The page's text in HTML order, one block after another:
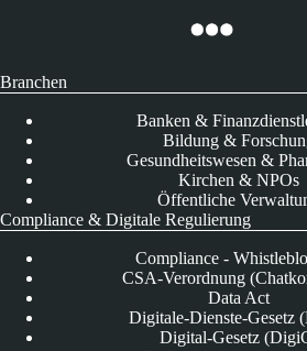
Branchen
Banken &
Bildung &
Gesundheitswesen &
Kirchen & NPOs
Öffentliche
Compliance & Digitale Regulierung
Compliance -
CSA-Verordnung
Data Act
Digitale-Dienste-Gesetz
Digital-Gesetz